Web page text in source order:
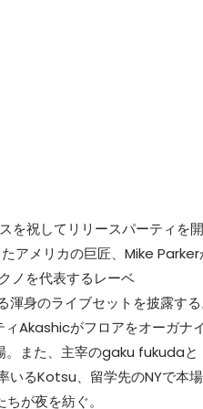
祝してリリースパーティを開
アメリカの巨匠、Mike Parker
ノを代表するレーベ
身のライブセットを披露する
Akashicがフロアをオーガナ
。また、主宰のgaku fukudaと
いるKotsu、留学先のNYで本場
が夜を紡ぐ。